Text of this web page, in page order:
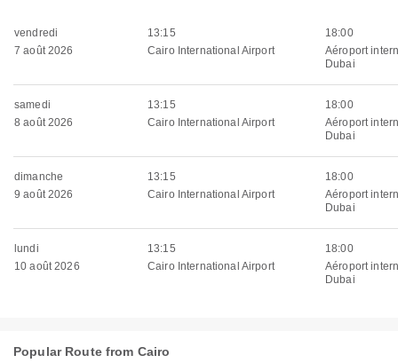
vendredi
7 août 2026
13:15
Cairo International Airport
18:00
Aéroport
Dubai
samedi
8 août 2026
13:15
Cairo International Airport
18:00
Aéroport
Dubai
dimanche
9 août 2026
13:15
Cairo International Airport
18:00
Aéroport
Dubai
lundi
10 août 2026
13:15
Cairo International Airport
18:00
Aéroport
Dubai
Popular Route from Cairo